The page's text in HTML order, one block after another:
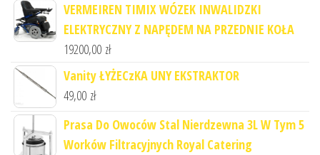
VERMEIREN TIMIX WÓZEK INWALIDZKI
ELEKTRYCZNY Z NAPĘDEM NA PRZEDNIE KOŁA
19200,00 zł
Vanity ŁYŻECzKA UNY EKSTRAKTOR
49,00 zł
Prasa Do Owoców Stal Nierdzewna 3L W Tym 5
Worków Filtracyjnych Royal Catering